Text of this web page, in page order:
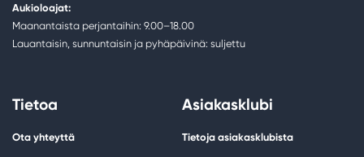
Aukioloajat:
Maanantaista perjantaihin: 9.00–18.00
Lauantaisin, sunnuntaisin ja pyhäpäivinä: suljettu
Tietoa
Ota yhteyttä
Asiakasklubi
Tietoja asiakasklubista